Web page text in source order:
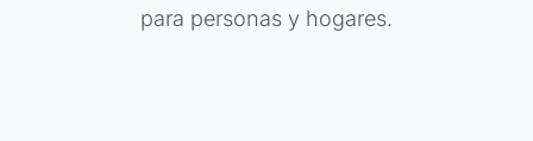
para personas y hogares.